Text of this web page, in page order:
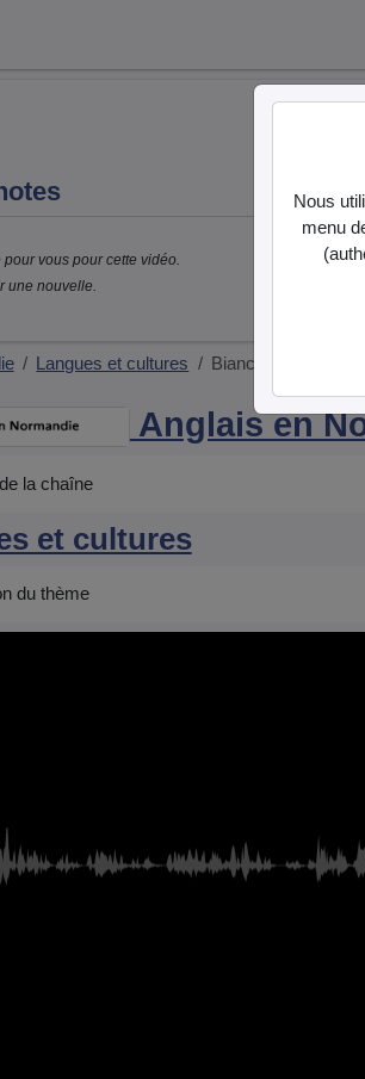
vous pour cette vidéo.
une nouvelle.
Langues et cultures Bianca Bondi
Anglais en
la chaîne
et cultures
du thème
Nous
menu